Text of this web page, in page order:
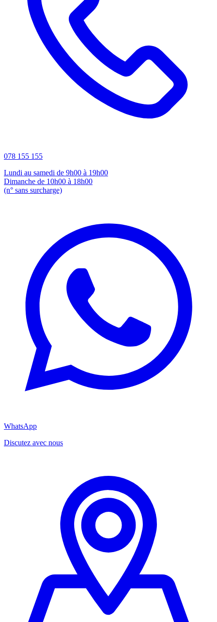
078 155 155
Lundi au samedi de 9h00 à 19h00
Dimanche de 10h00 à 18h00
(n° sans surcharge)
WhatsApp
Discutez avec nous